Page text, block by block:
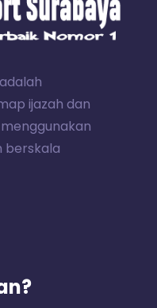
ijazah dan
berskala